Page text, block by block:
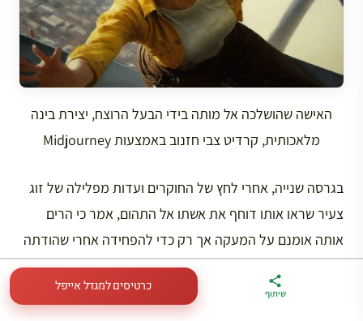
האישה שהושלכה אל מותה בידי הבעל הרוצח, יצירת בינה
מלאכותית, קרדיט צבי חזנוב באמצעות Midjourney
בגרסה שנייה, אחרי לחץ של החוקרים ועדות מפלילה של זוג
צעיר שראו אותו דוחף את אשתו אל התהום, אמר כי הרים
אותה אומנם על המעקה אך רק כדי להפחידה אחרי שהודתה
בפניו שבגדה בו. זאת הייתה היא שבחרה להתאבד משום רגשי
אשם על המעשה.
ארגז הכלים שלי
מדריך פריז
במתנה
דברו
איתי בווטסאפ
שיתוף כרטיסים למגדל אייפל